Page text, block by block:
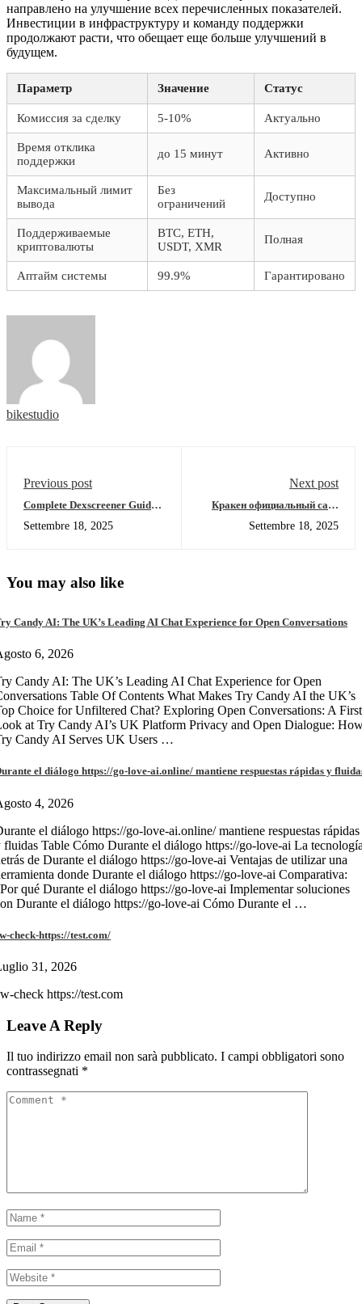
направлено на улучшение всех перечисленных показателей.
Инвестиции в инфраструктуру и команду поддержки
продолжают расти, что обещает еще больше улучшений в
будущем.
Параметр Значение Статус
Комиссия за сделку 5-10% Актуально
Время отклика
поддержки
до 15 минут Активно
Максимальный лимит
вывода
Без
ограничений
Доступно
Поддерживаемые
криптовалюты
BTC, ETH,
USDT, XMR
Полная
Аптайм системы 99.9% Гарантировано
bikestudio
Previous post
Complete Dexscreener Guide:
Settembre 18, 2025
Next post
Кракен официальный сайт
маркет и полная инструкция
Settembre 18, 2025
You may also like
Candy AI: The UK’s Leading AI Chat Experience for Open Conversations
6, 2026
Candy AI: The UK’s Leading AI Chat Experience for Open
Table Of Contents What Makes Try Candy AI the UK’s
Choice for Unfiltered Chat? Exploring Open Conversations: A First
at Try Candy AI’s UK Platform Privacy and Open Dialogue:
Candy AI Serves UK Users …
el diálogo https://go-love-ai.online/ mantiene respuestas rápidas y
4, 2026
el diálogo https://go-love-ai.online/ mantiene respuestas rápidas
fluidas Table Cómo Durante el diálogo https://go-love-ai La
de Durante el diálogo https://go-love-ai Ventajas de utilizar una
donde Durante el diálogo https://go-love-ai Comparativa:
qué Durante el diálogo https://go-love-ai Implementar soluciones
Durante el diálogo https://go-love-ai Cómo Durante el …
check-https://test.com/
31, 2026
check https://test.com
Leave A Reply
Il tuo indirizzo email non sarà pubblicato. I campi obbligatori sono
contrassegnati *